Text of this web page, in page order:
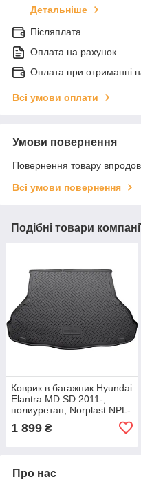
Детальніше
Післяплата
Оплата на рахунок
Оплата при отриманні
Всі умови оплати
Умови повернення
Повернення товару
Всі умови повернення
Подібні товари
Коврик в багажник Hyundai
Elantra MD SD 2011-,
полиуретан, Norplast NPL-
1 899 ₴
Про нас